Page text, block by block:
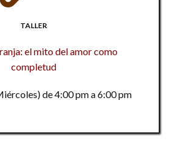
TALLER
el mito del amor como
completud
de 4:00 pm a 6:00 pm